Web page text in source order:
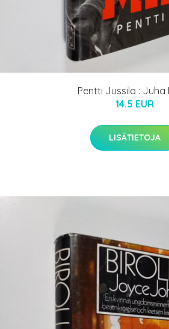
Pentti Jussila : Juha
14.5 EUR
LISÄTIETOJA